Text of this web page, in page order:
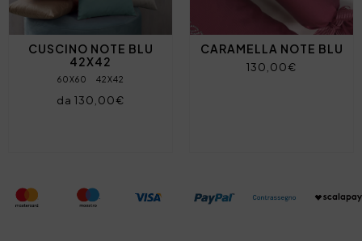
CUSCINO NOTE BLU
42X42
60X60 42X42
da 130,00€
CARAMELLA NOTE BLU
130,00€